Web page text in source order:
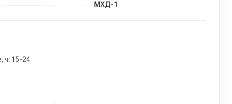
МХД-1
ч: 15-24